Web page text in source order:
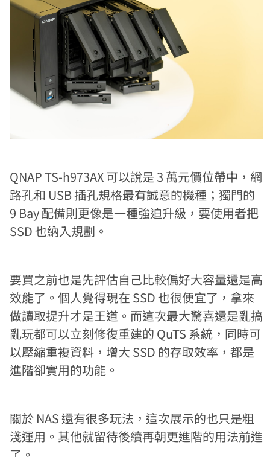
QNAP TS-h973AX 可以說是 3 萬元價位帶中，網
路孔和 USB 插孔規格最有誠意的機種；獨門的
9 Bay 配備則更像是一種強迫升級，要使用者把
SSD 也納入規劃。
要買之前也是先評估自己比較偏好大容量還是高
效能了。個人覺得現在 SSD 也很便宜了，拿來
做讀取提升才是王道。而這次最大驚喜還是亂搞
亂玩都可以立刻修復重建的 QuTS 系統，同時可
以壓縮重複資料，增大 SSD 的存取效率，都是
進階卻實用的功能。
關於 NAS 還有很多玩法，這次展示的也只是粗
淺運用。其他就留待後續再朝更進階的用法前進